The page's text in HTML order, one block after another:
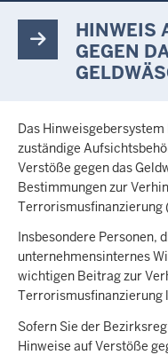
i
h
i
e
r
HINWEIS
EGEN DAS
Das
zuständige
Verstöße gegen das
Bestimmungen zur
Terrorismusfinanzierung
Insbesondere Personen,
unternehmensinternes
wichtigen Beitrag zur
Terrorismusfinanzierung
Sofern Sie der
Hinweise auf Verstöße